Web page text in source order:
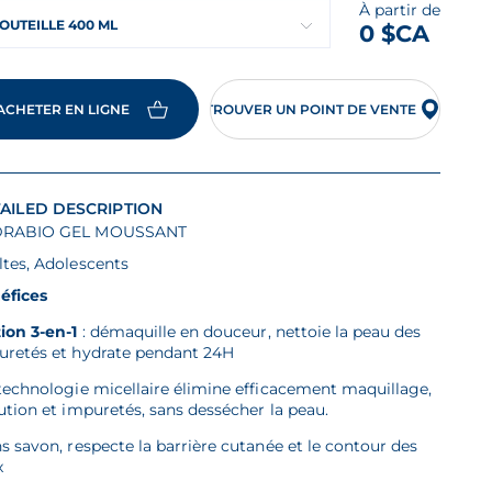
400 ML
À partir de
0 $CA
EN LIGNE TROUVER UN POINT DE VENTE
DESCRIPTION
GEL MOUSSANT
Adolescents
3-en-1 : démaquille en douceur, nettoie la peau des
et hydrate pendant 24H
micellaire élimine efficacement maquillage,
et impuretés, sans dessécher la peau.
savon, respecte la barrière cutanée et le contour des